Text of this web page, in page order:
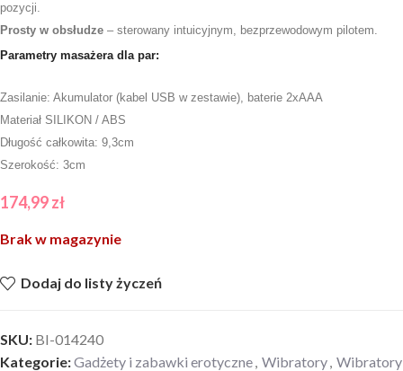
pozycji.
Prosty w obsłudze – sterowany intuicyjnym, bezprzewodowym pilotem.
Parametry masażera dla par:
Zasilanie: Akumulator (kabel USB w zestawie), baterie 2xAAA
Materiał SILIKON / ABS
Długość całkowita: 9,3cm
Szerokość: 3cm
174,99zł
Brak w magazynie
Dodaj do listy życzeń
SKU: BI-014240
Kategorie:Gadżety i zabawki erotyczne, Wibratory, Wibratory